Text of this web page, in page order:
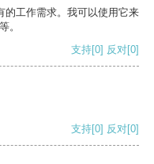
的工作需求。我可以使用它来
。
支持[0] 反对[0]
支持[0] 反对[0]